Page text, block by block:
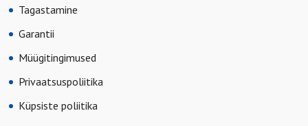
Tagastamine
Garantii
Müügitingimused
Privaatsuspoliitika
Küpsiste poliitika